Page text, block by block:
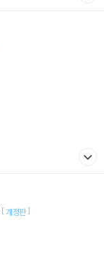
[개정판]